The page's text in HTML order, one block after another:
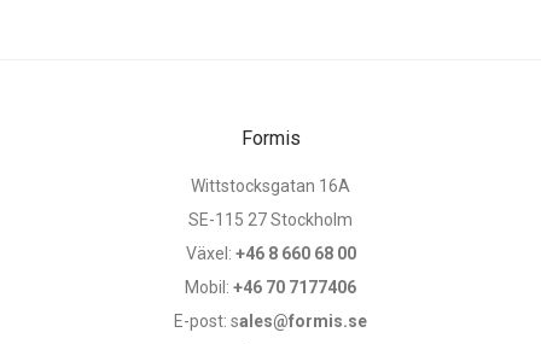
Formis
Wittstocksgatan 16A
SE-115 27 Stockholm
Växel: +46 8 660 68 00
Mobil: +46 70 7177406
E-post: sales@formis.se